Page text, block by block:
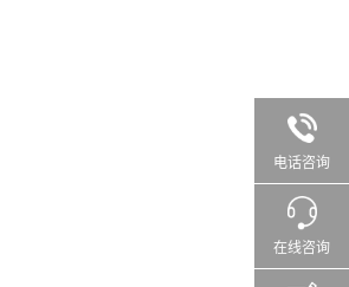
电话咨询
在线咨询